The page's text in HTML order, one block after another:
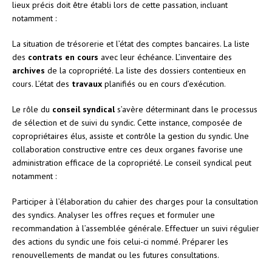
lieux précis doit être établi lors de cette passation, incluant
notamment :
La situation de trésorerie et l’état des comptes bancaires. La liste
des contrats en cours avec leur échéance. L’inventaire des
archives de la copropriété. La liste des dossiers contentieux en
cours. L’état des travaux planifiés ou en cours d’exécution.
Le rôle du conseil syndicals’avère déterminant dans le processus
de sélection et de suivi du syndic. Cette instance, composée de
copropriétaires élus, assiste et contrôle la gestion du syndic. Une
collaboration constructive entre ces deux organes favorise une
administration efficace de la copropriété. Le conseil syndical peut
notamment :
Participer à l’élaboration du cahier des charges pour la consultation
des syndics. Analyser les offres reçues et formuler une
recommandation à l’assemblée générale. Effectuer un suivi régulier
des actions du syndic une fois celui-ci nommé. Préparer les
renouvellements de mandat ou les futures consultations.